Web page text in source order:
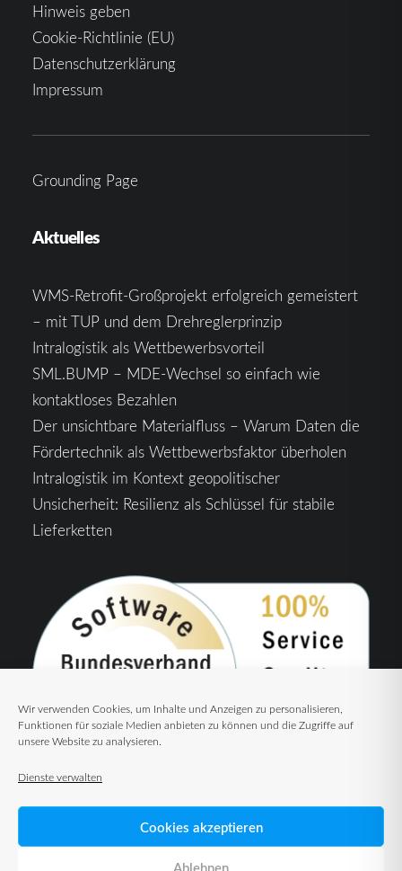
Wir verwenden Cookies, um Inhalte und Anzeigen zu personalisieren,
Funktionen für soziale Medien anbieten zu können und die Zugriffe auf
unsere Website zu analysieren.
Dienste verwalten
Cookies akzeptieren
Ablehnen
Hinweis geben
Cookie-Richtlinie (EU)
Datenschutzerklärung
Impressum
Grounding Page
Aktuelles
WMS-Retrofit-Großprojekt erfolgreich gemeistert
– mit TUP und dem Drehreglerprinzip
Intralogistik als Wettbewerbsvorteil
SML.BUMP – MDE-Wechsel so einfach wie
kontaktloses Bezahlen
Der unsichtbare Materialfluss – Warum Daten die
Fördertechnik als Wettbewerbsfaktor überholen
Intralogistik im Kontext geopolitischer
Unsicherheit: Resilienz als Schlüssel für stabile
Lieferketten